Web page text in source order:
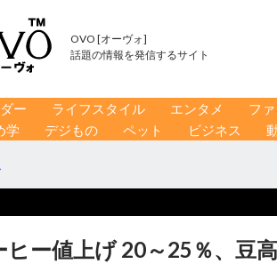
OVO [オーヴォ]
話題の情報を発信するサイト
ー ライフスタイル エンタメ フ
学 デジもの ペット ビジネス
ヒー値上げ 20～25％、豆